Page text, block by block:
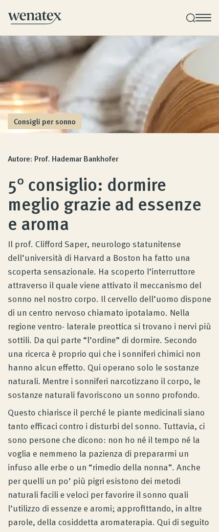
Consulenza sul sonno Wenatex
Consulenza sui prodotti personale a domicilio o
online!
Prodotti
Qualità e Garanzia
Opinioni dei clienti
Consulenza prodotto
Azienda
Contatto
Rivista
Consigli per sonno
Autore: Prof. Hademar Bankhofer
5° consiglio: dormire
meglio grazie ad essenze
e aroma
Il prof. Clifford Saper, neurologo statunitense
dell’università di Harvard a Boston ha fatto una
scoperta sensazionale. Ha scoperto l’interruttore
attraverso il quale viene attivato il meccanismo del
sonno nel nostro corpo. Il cervello dell’uomo dispone
di un centro nervoso chiamato ipotalamo. Nella
regione ventro- laterale preottica si trovano i nervi più
sottili. Da qui parte “l’ordine” di dormire. Secondo
una ricerca è proprio qui che i sonniferi chimici non
hanno alcun effetto. Qui operano solo le sostanze
naturali. Mentre i sonniferi narcotizzano il corpo, le
sostanze naturali favoriscono un sonno profondo.
Questo chiarisce il perché le piante medicinali siano
tanto efficaci contro i disturbi del sonno. Tuttavia, ci
sono persone che dicono: non ho né il tempo né la
voglia e nemmeno la pazienza di prepararmi un
infuso alle erbe o un “rimedio della nonna”. Anche
per quelli un po’ più pigri esistono dei metodi
naturali facili e veloci per favorire il sonno quali
l’utilizzo di essenze e aromi; approfittando, in altre
parole, della cosiddetta aromaterapia. Qui di seguito